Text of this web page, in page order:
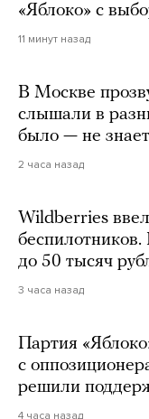
«Яблоко» с
11 минут назад
В Москве
слышали в
было — не
2 часа назад
Wildberries
до 50 тысяч
3 часа назад
Партия
с
решили
4 часа назад